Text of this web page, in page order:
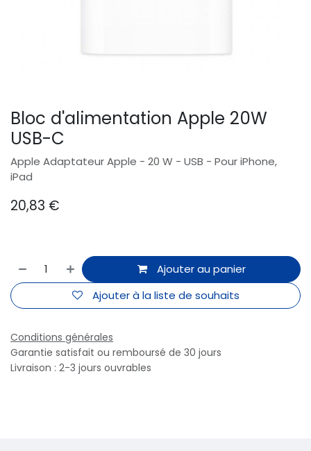
Bloc d'alimentation Apple 20W
USB-C
Apple Adaptateur Apple - 20 W - USB - Pour iPhone,
iPad
20,83 €
Ajouter au panier
Ajouter à la liste de souhaits
Conditions générales
Garantie satisfait ou remboursé de 30 jours
Livraison : 2-3 jours ouvrables